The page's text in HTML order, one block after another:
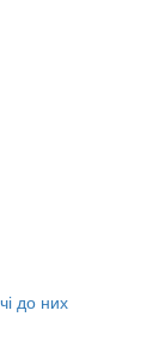
до них